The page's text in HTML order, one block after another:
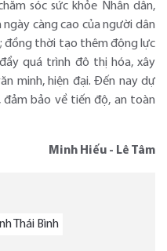
sóc sức khỏe Nhân dân,
càng cao của người dân
đồng thời tạo thêm động lực
quá trình đô thị hóa, xây
minh, hiện đại. Đến nay dự
bảo về tiến độ, an toàn
Minh Hiếu - Lê Tâm
Thái Bình